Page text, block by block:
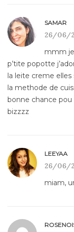
SAMAR
26/06/
mmm
p’tite popotte
la leite creme
la methode de
bonne chance pou
bizzzz
LEEYAA
26/06/
miam,